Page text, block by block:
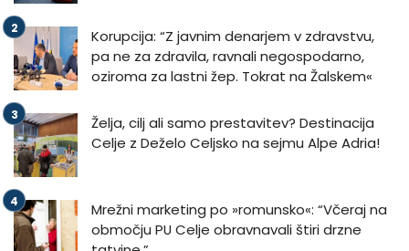
Korupcija: “Z javnim denarjem v zdravstvu,
pa ne za zdravila, ravnali negospodarno,
oziroma za lastni žep. Tokrat na Žalskem«
Želja, cilj ali samo prestavitev? Destinacija
Celje z Deželo Celjsko na sejmu Alpe Adria!
Mrežni marketing po »romunsko«: “Včeraj na
območju PU Celje obravnavali štiri drzne